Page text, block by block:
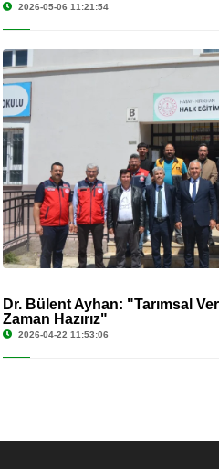
2026-05-06 11:21:54
Dr. Bülent Ayhan: "Tarımsal
Zaman Hazırız"
2026-04-22 11:53:06